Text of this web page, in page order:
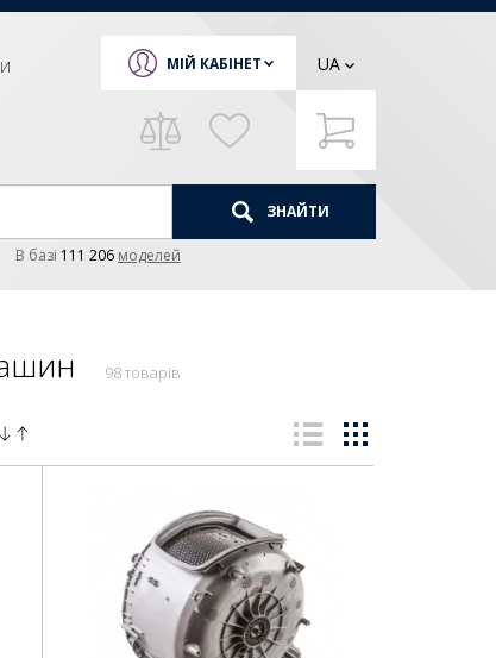
МІЙ КАБІНЕТ UA
ЗНАЙТИ
В базi 111 206 моделей
98 товарів